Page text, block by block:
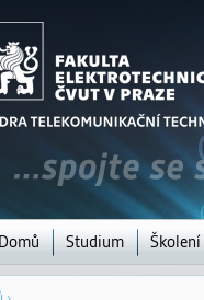
Domů Studium Školení